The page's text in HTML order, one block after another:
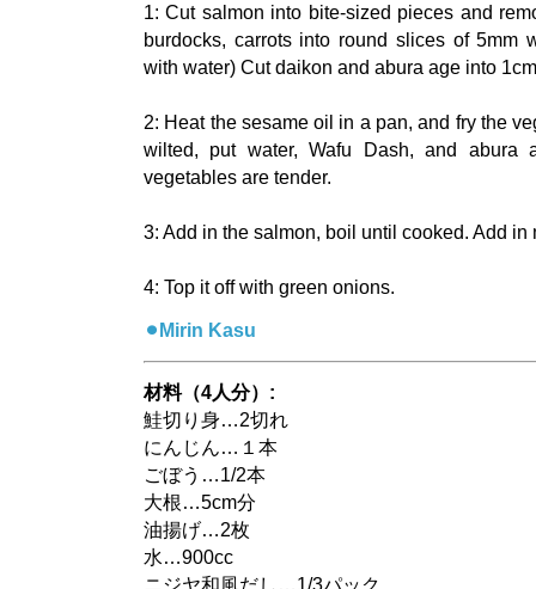
1: Cut salmon into bite-sized pieces and
burdocks, carrots into round slices of 5mm
with water) Cut daikon and abura age into
2: Heat the sesame oil in a pan, and fry the
wilted, put water, Wafu Dash, and abura
vegetables are tender.
3: Add in the salmon, boil until cooked. Add in
4: Top it off with green onions.
⚫︎Mirin Kasu
材料（4人分）:
鮭切り身…2切れ
にんじん…１本
ごぼう…1/2本
大根…5cm分
油揚げ…2枚
水…900cc
ニジヤ和風だし…1/3パック